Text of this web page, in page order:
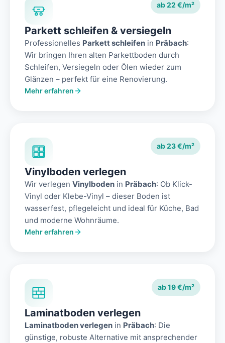
ab 22 €/m²
Parkett schleifen & versiegeln
Professionelles Parkett schleifen in Präbach:
Wir bringen Ihren alten Parkettboden durch
Schleifen, Versiegeln oder Ölen wieder zum
Glänzen – perfekt für eine Renovierung.
Mehr erfahren
ab 23 €/m²
Vinylboden verlegen
Wir verlegen Vinylboden in Präbach: Ob Klick-
Vinyl oder Klebe-Vinyl – dieser Boden ist
wasserfest, pflegeleicht und ideal für Küche, Bad
und moderne Wohnräume.
Mehr erfahren
ab 19 €/m²
Laminatboden verlegen
Laminatboden verlegen in Präbach: Die
günstige, robuste Alternative mit ansprechender